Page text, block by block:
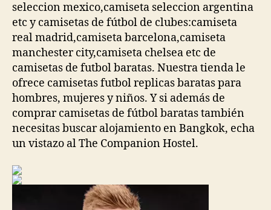
seleccion mexico,camiseta seleccion argentina
etc y camisetas de fútbol de clubes:camiseta
real madrid,camiseta barcelona,camiseta
manchester city,camiseta chelsea etc de
camisetas de futbol baratas. Nuestra tienda le
ofrece camisetas futbol replicas baratas para
hombres, mujeres y niños. Y si además de
comprar camisetas de fútbol baratas también
necesitas buscar alojamiento en Bangkok, echa
un vistazo al The Companion Hostel.